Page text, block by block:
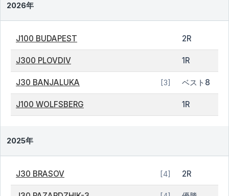
2026年
J100 BUDAPEST 2R
J300 PLOVDIV 1R
J30 BANJALUKA [3] ベスト8
J100 WOLFSBERG 1R
2025年
J30 BRASOV [4] 2R